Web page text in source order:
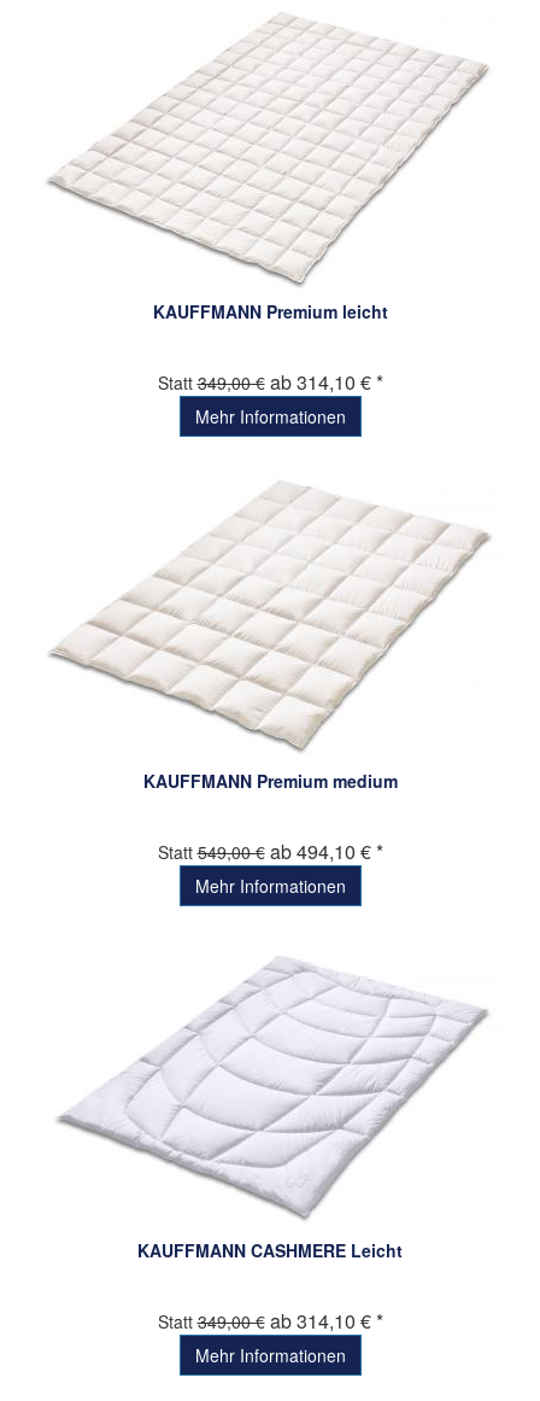
KAUFFMANN Premium leicht
Statt349,00 € ab 314,10 € *
Mehr Informationen
KAUFFMANN Premium medium
Statt549,00 € ab 494,10 € *
Mehr Informationen
KAUFFMANN CASHMERE Leicht
Statt349,00 € ab 314,10 € *
Mehr Informationen